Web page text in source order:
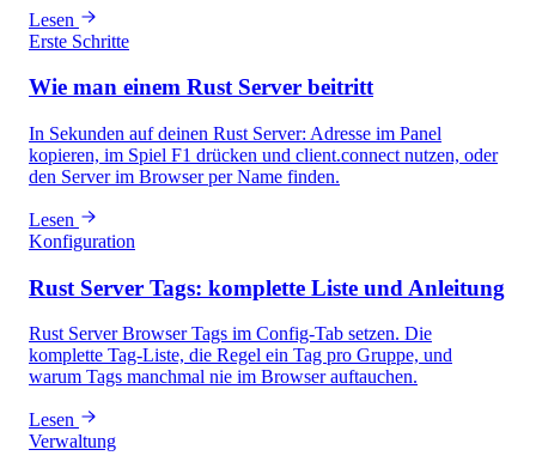
Lesen
Erste Schritte
Wie man einem Rust Server beitritt
In Sekunden auf deinen Rust Server: Adresse im Panel
kopieren, im Spiel F1 drücken und client.connect nutzen, oder
den Server im Browser per Name finden.
Lesen
Konfiguration
Rust Server Tags: komplette Liste und Anleitung
Rust Server Browser Tags im Config-Tab setzen. Die
komplette Tag-Liste, die Regel ein Tag pro Gruppe, und
warum Tags manchmal nie im Browser auftauchen.
Lesen
Verwaltung